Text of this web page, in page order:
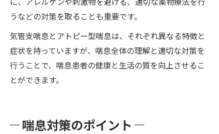
うなどの対策を取ることも重要です。
気管支喘息とアトピー型喘息は、それぞれ異なる特徴と
症状を持っていますが、喘息全体の理解と適切な対策を
行うことで、喘息患者の健康と生活の質を向上させるこ
とができます。
喘息対策のポイント